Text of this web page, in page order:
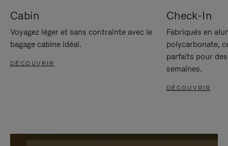
Cabin
Voyagez léger et sans contrainte avec le
bagage cabine idéal.
DÉCOUVRIR
Check-In
Fabriqués en
polycarbonate,
parfaits pour
semaines.
DÉCOUVRIR